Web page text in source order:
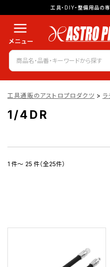
工具・DIY・整備用品の
工具通販のアストロプロダクツ > ラ
1/4DR
1 件～ 25 件（全25件）